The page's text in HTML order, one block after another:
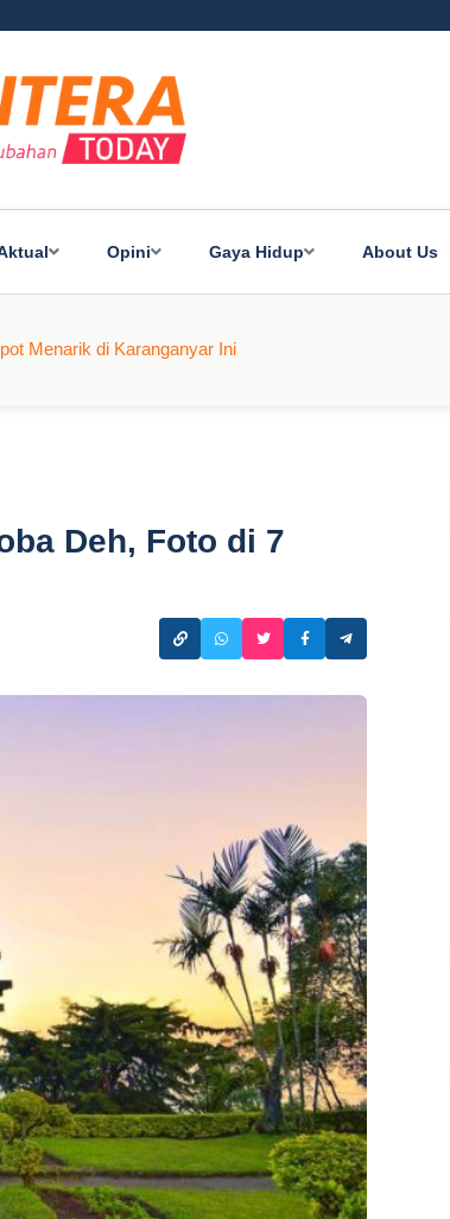
Opini Gaya Hidup About Us
Menarik di Karanganyar Ini
Deh, Foto di 7